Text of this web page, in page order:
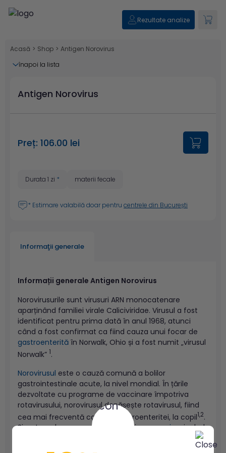
Rezultate analize
Acasă > Shop > Antigen Norovirus
înapoi la lista
Antigen Norovirus
Preț: 106.00 lei
Durata 1 zi * materii fecale
* Estimare valabilă doar pentru centrele din București
Informaţii generale
Informații generale Antigen Norovirus
Norovirusurile sunt virusuri ARN monocatenare
aparținând familiei virale Caliciviridae. Virusul a fost
identificat pentru prima dată în anul 1968, atunci
când a fost confirmat ca fiind cauza unui focar de
gastroenterită în Norwalk, Ohio și a fost numit „virusul
Norwalk” 1.
Norovirusul este o cauză comună a bolilor
gastrointestinale acute, la nivel mondial. În țările
dezvoltate cu programe de vaccinare împotriva
rotavirusului, norovirusul depășește rotavirusul, fiind
cea mai frecventă cauză a gastroenteritei, la copil1,2.
Simptomele comune ale infecției cunorovirusinclud
greață, vărsături și diaree. Există șapte genogrupuri
, dar genogrupurile I și II sunt